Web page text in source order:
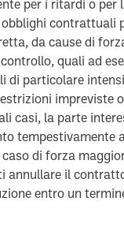
per i ritardi o per
obblighi contrattuali
da cause di
quali ad
di particolare
impreviste
casi, la parte
tempestivamente
di forza
annullare il
entro un